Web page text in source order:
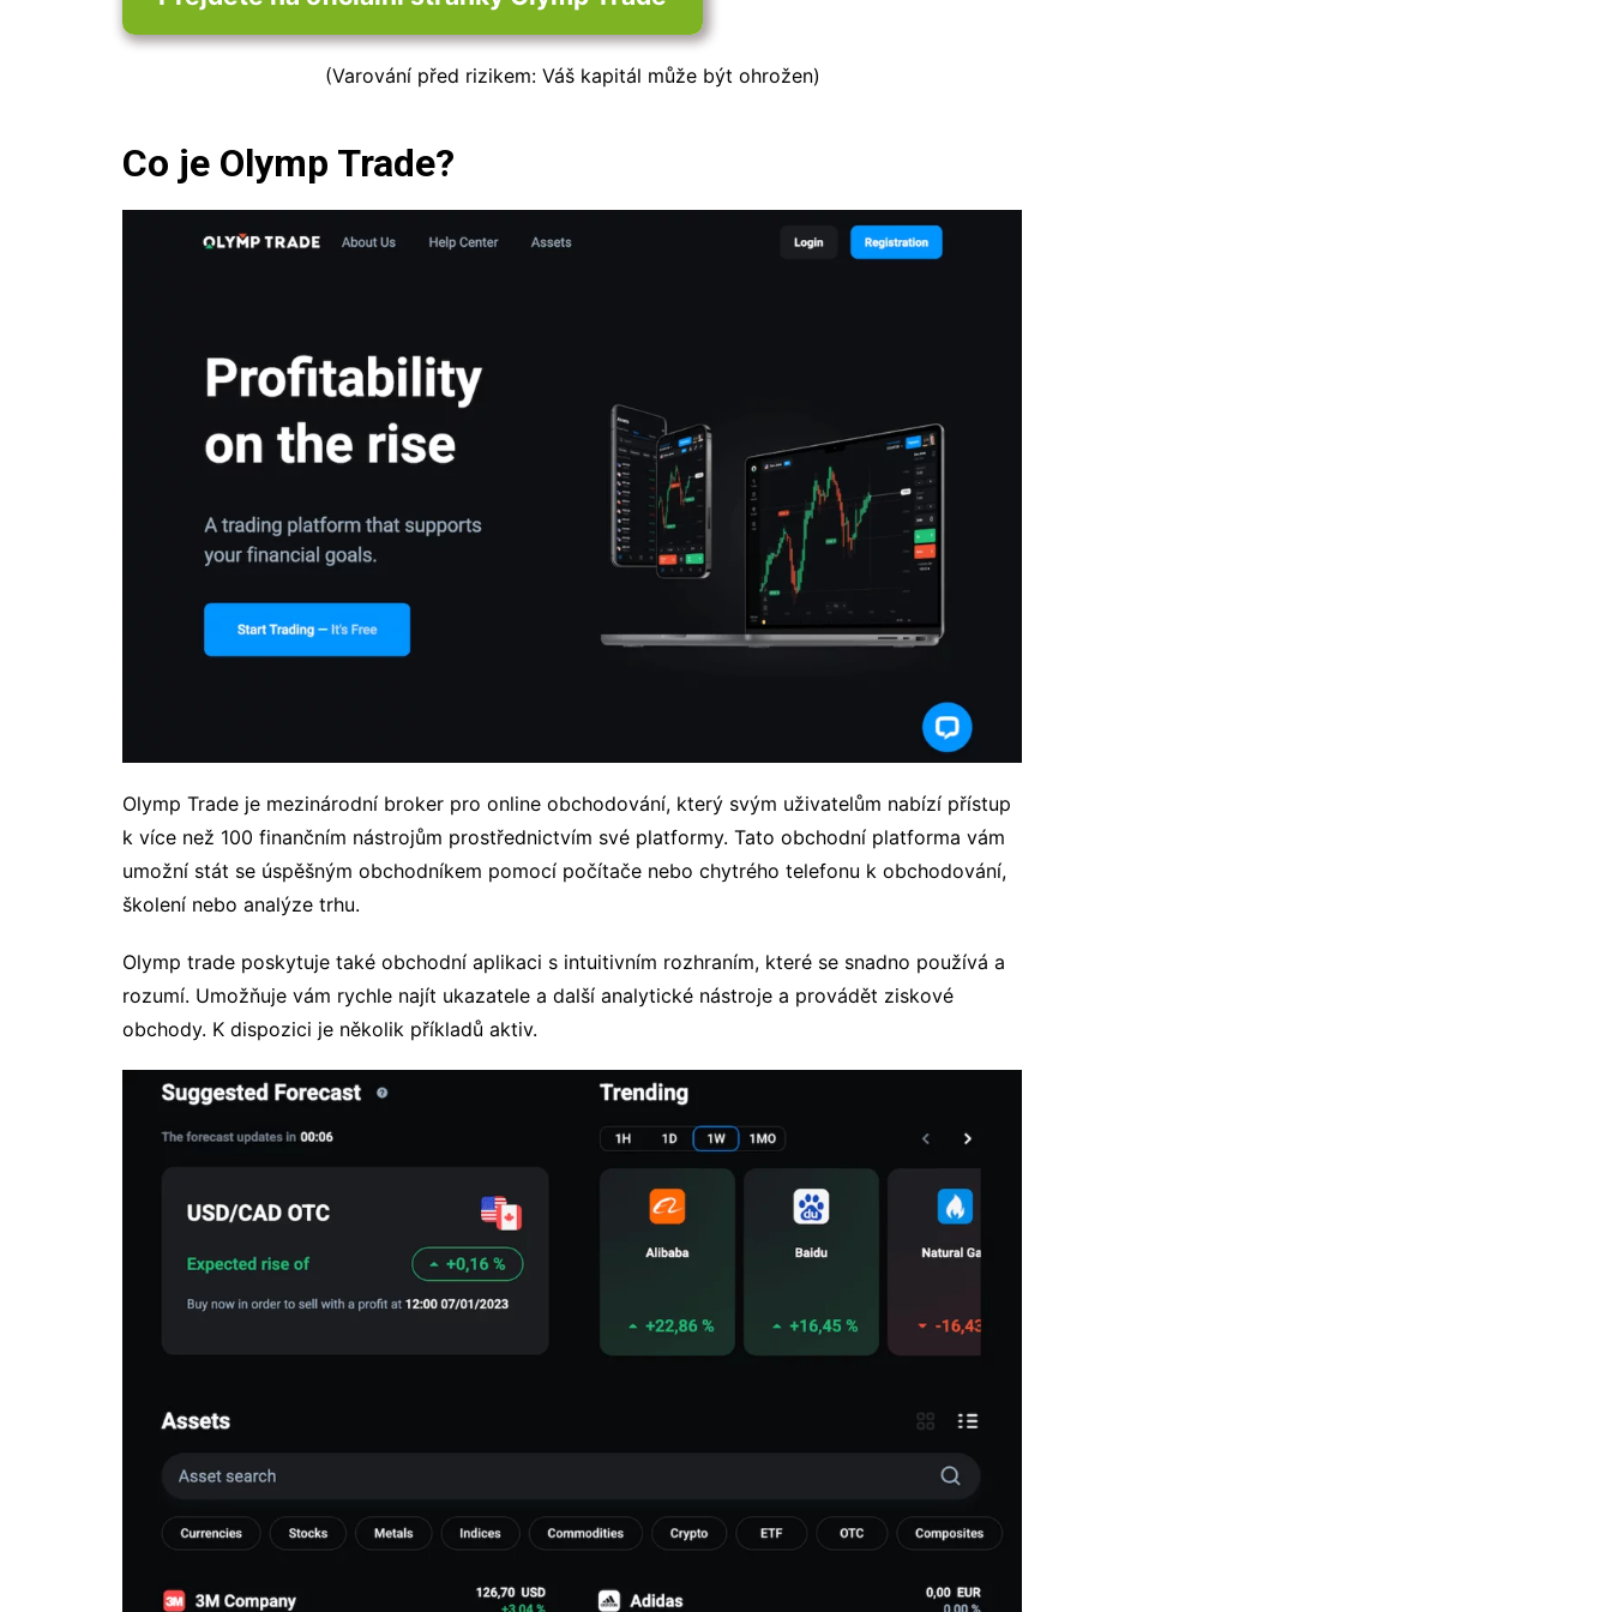
(Varování před rizikem: Váš kapitál může být ohrožen)
Co je Olymp Trade?
Olymp Trade je mezinárodní broker pro online obchodování, který svým uživatelům nabízí přístup
k více než 100 finančním nástrojům prostřednictvím své platformy. Tato obchodní platforma vám
umožní stát se úspěšným obchodníkem pomocí počítače nebo chytrého telefonu k obchodování,
školení nebo analýze trhu.
Olymp trade poskytuje také obchodní aplikaci s intuitivním rozhraním, které se snadno používá a
rozumí. Umožňuje vám rychle najít ukazatele a další analytické nástroje a provádět ziskové
obchody. K dispozici je několik příkladů aktiv.